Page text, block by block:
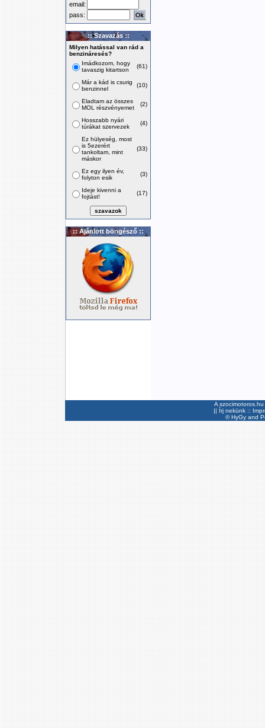
email:
pass:
:: Szavazás ::
Milyen hatással van rád a
benzináresés?
Imádkozom, hogy
tavaszig kitartson
(61)
Már a kád is csurig
benzinnel
(10)
Eladtam az összes
MOL részvényemet
(2)
Hosszabb nyári
túrákat szervezek
(4)
Ez hülyeség, most
is 5ezerért
tankoltam, mint
máskor
(33)
Ez egy ilyen év,
folyton esik
(3)
Ideje kivenni a
fojtást!
(17)
:: Ajánlott böngésző ::
A
|| Írj nekünk ::
©HyGyand